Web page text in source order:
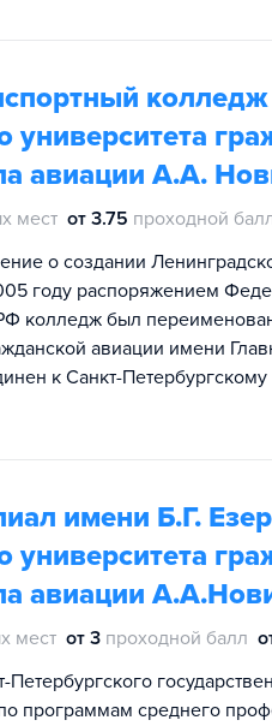
колледж
университета
авиации А.А.
мест от 3.75 проходной
о создании
году распоряжением
колледж был
авиации имени
к Санкт-
имени Б.Г.
университета
авиации
мест от 3 проходной балл
программам среднего